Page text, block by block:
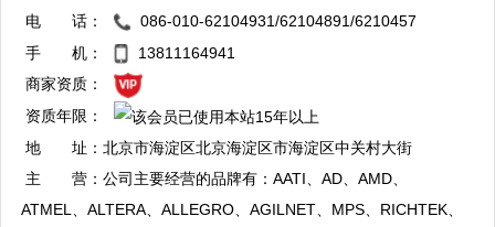
QQ：2880824479
复制
QQ：1344056792
复制
电 话：
086-010-62104931/62104891/6210457
8/62106431
手 机：
13811164941
商家资质：
资质年限：
地 址：北京市海淀区北京海淀区市海淀区中关村大街
32号和盛嘉业大厦10层第1011室
主 营：公司主要经营的品牌有：AATI、AD、AMD、
ATMEL、ALTERA、ALLEGRO、AGILNET、MPS、RICHTEK、